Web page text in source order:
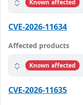
Known affected
CVE-2026-11634
Affected products
Known affected
CVE-2026-11635